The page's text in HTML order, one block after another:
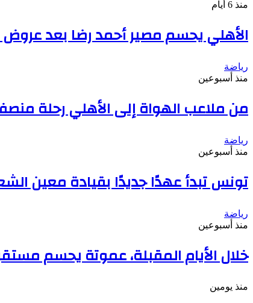
منذ 6 أيام
الأهلي يحسم مصير أحمد رضا بعد عروض
رياضة
منذ أسبوعين
من ملاعب الهواة إلى الأهلي رحلة
رياضة
منذ أسبوعين
تونس تبدأ عهدًا جديدًا بقيادة معين
رياضة
منذ أسبوعين
خلال الأيام المقبلة، عموتة يحسم
منذ يومين